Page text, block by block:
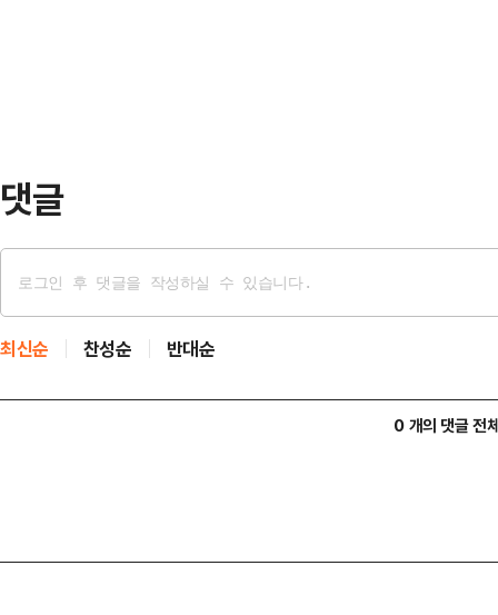
댓글
최신순 찬성순 반대순
0 개의 댓글 전